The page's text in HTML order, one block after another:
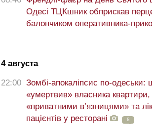
Одесі ТЦКшник обприскав
балончиком оперативника-
4 августа
22:00 Зомбі-апокаліпсис по-одеськи:
«умертвив» власника квартири,
«приватними в’язницями» та
пацієнтів у ресторані
8